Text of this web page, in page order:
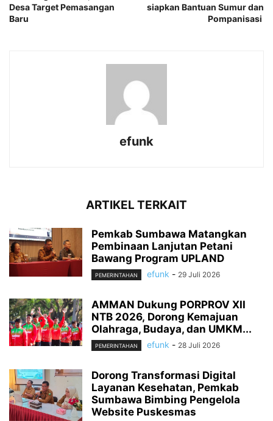
Desa Target Pemasangan
Baru
siapkan Bantuan Sumur dan
Pompanisasi
efunk
ARTIKEL TERKAIT
Pemkab Sumbawa Matangkan
Pembinaan Lanjutan Petani
Bawang Program UPLAND
PEMERINTAHAN efunk - 29 Juli 2026
AMMAN Dukung PORPROV XII
NTB 2026, Dorong Kemajuan
Olahraga, Budaya, dan UMKM...
PEMERINTAHAN efunk - 28 Juli 2026
Dorong Transformasi Digital
Layanan Kesehatan, Pemkab
Sumbawa Bimbing Pengelola
Website Puskesmas